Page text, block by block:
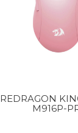
REDRAGON
M916P-